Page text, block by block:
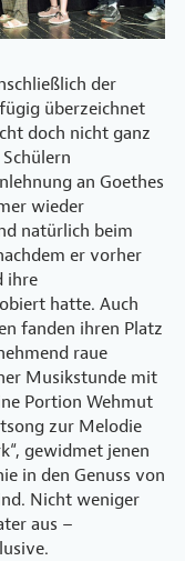
der
überzeichnet
doch nicht ganz
an Goethes
wieder
natürlich beim
er vorher
ihre
hatte. Auch
fanden ihren Platz
raue
Musikstunde mit
Portion Wehmut
zur Melodie
gewidmet jenen
in den Genuss von
Nicht weniger
aus –